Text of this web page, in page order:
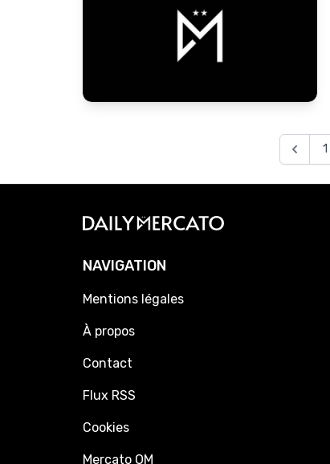
1
NAVIGATION
Mentions légales
À propos
Contact
Flux RSS
Cookies
Mercato OM